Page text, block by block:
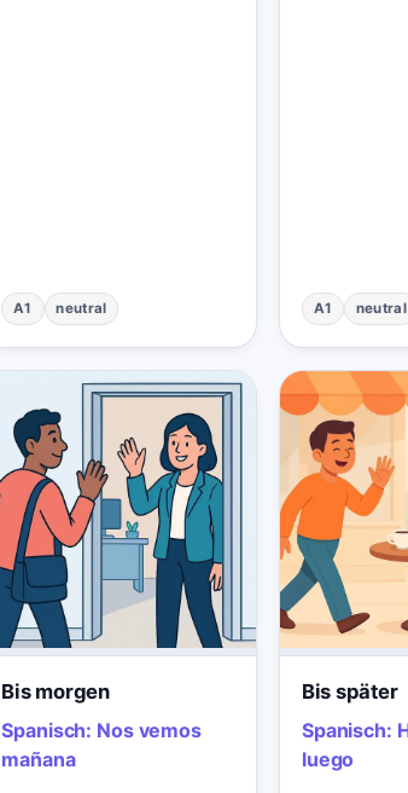
A1 neutral A1 neutral
Bis morgen
Spanisch: Nos vemos
mañana
Bis später
Spanisch:
luego